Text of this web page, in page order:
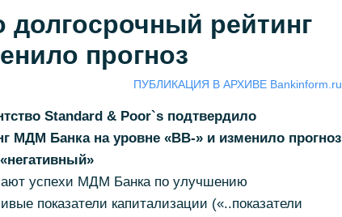
долгосрочный рейтинг
прогноз
ПУБЛИКАЦИЯ В АРХИВЕ Bankinform.ru
Standard & Poor`s подтвердило
МДМ Банка на уровне «ВВ-» и изменило прогноз
успехи МДМ Банка по улучшению
показатели капитализации («..показатели